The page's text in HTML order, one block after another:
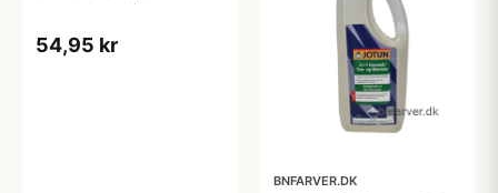
54,95 kr
BNFARVER.DK